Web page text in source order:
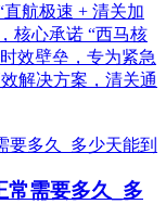
航极速 + 清关加
核心承诺 “西马核
效壁垒，专为紧急
解决方案，清关通
常需要多久_多